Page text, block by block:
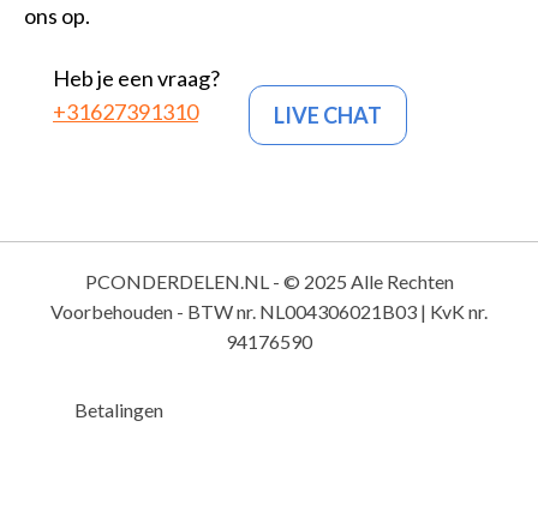
ons op.
Heb je een vraag?
+31627391310
LIVE CHAT
PCONDERDELEN.NL - © 2025 Alle Rechten
Voorbehouden - BTW nr. NL004306021B03 | KvK nr.
94176590
Betalingen